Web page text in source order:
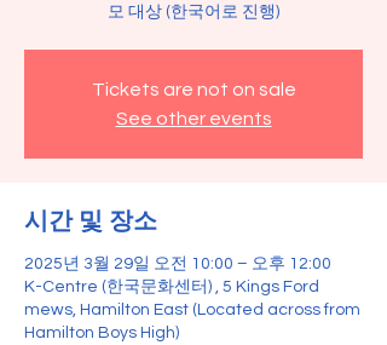
Tickets are not on sale
See other events
시간 및 장소
2025년 3월 29일 오전 10:00 – 오후 12:00
K-Centre (한국문화센터) , 5 Kings Ford
mews, Hamilton East (Located across from
Hamilton Boys High)